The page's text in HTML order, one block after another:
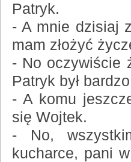
Patryk.
- A mnie dzisiaj
mam złożyć
- No oczywiście
Patryk był
- A komu
się Wojtek.
- No,
kucharce, pani